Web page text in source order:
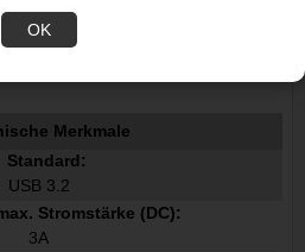
OK
Merkmale
Standard:
USB 3.2
Stromstärke (DC):
3A